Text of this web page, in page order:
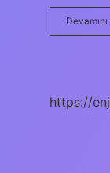
https://